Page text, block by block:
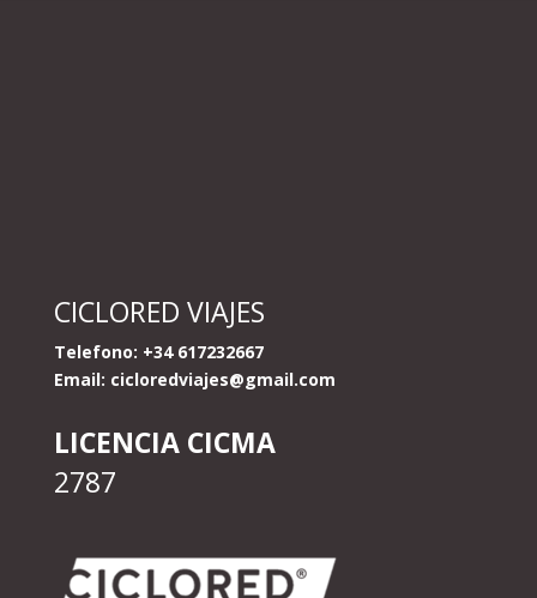
CICLORED VIAJES
Telefono: +34 617232667
Email: cicloredviajes@gmail.com
LICENCIA CICMA
2787